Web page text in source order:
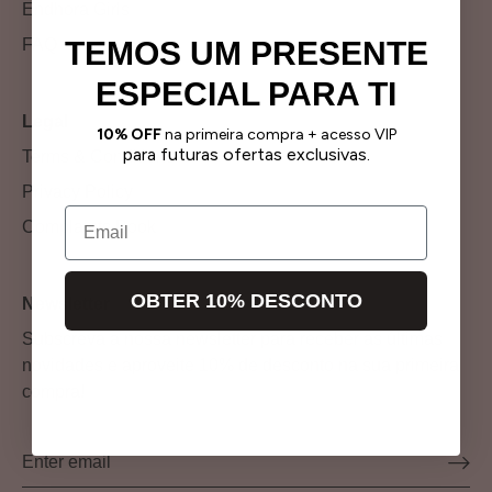
Endhora Girls
FAQ
Legal
Terms & Conditions
Privacy Policy
Complaints Book
Newsletter
Subscreva a nossa newsletter para receber as últimas
novidades e aproveite 10% de desconto na sua primeira
compra!
TEMOS UM PRESENTE
ESPECIAL PARA TI
10% OFFna primeira compra + acesso VIP
para futuras ofertas exclusivas.
Email
OBTER 10% DESCONTO